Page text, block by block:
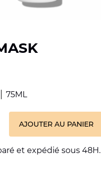
75ML
AJOUTER AU PANIER
et expédié sous 48H.